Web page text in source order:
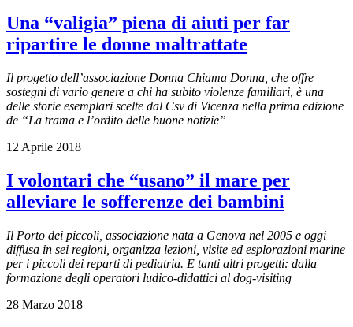
Una “valigia” piena di aiuti per far
ripartire le donne maltrattate
Il progetto dell’associazione Donna Chiama Donna, che offre
sostegni di vario genere a chi ha subito violenze familiari, è una
delle storie esemplari scelte dal Csv di Vicenza nella prima edizione
de “La trama e l’ordito delle buone notizie”
12 Aprile 2018
I volontari che “usano” il mare per
alleviare le sofferenze dei bambini
Il Porto dei piccoli, associazione nata a Genova nel 2005 e oggi
diffusa in sei regioni, organizza lezioni, visite ed esplorazioni marine
per i piccoli dei reparti di pediatria. E tanti altri progetti: dalla
formazione degli operatori ludico-didattici al dog-visiting
28 Marzo 2018